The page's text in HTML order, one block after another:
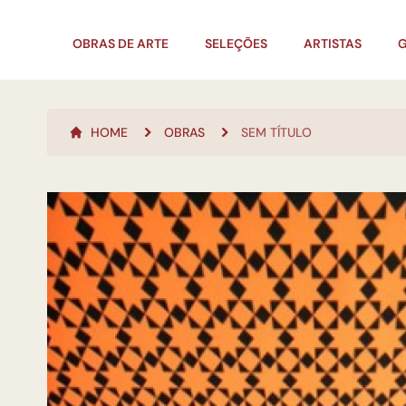
OBRAS DE ARTE SELEÇÕES ARTISTAS
HOME OBRAS SEM TÍTULO